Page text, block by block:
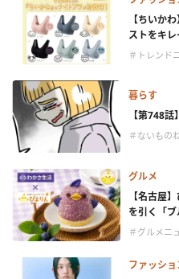
【ちいか
ストをキ
＃トレンド
暮らす
【第748
＃ないもの
グルメ
【名古屋
を引く「
＃グルメニ
ファッショ